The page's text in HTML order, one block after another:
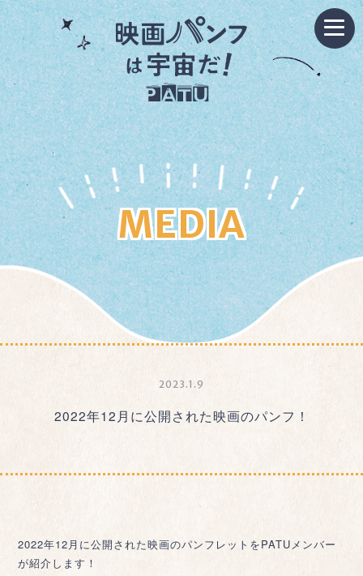
MEDIA
2023.1.9
2022年12月に公開された映画のパンフ！
2022年12月に公開された映画のパンフレットをPATUメンバー
が紹介します！